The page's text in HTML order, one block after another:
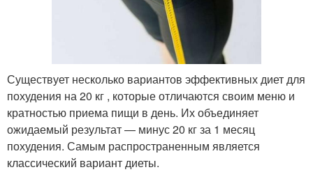
Существует несколько вариантов эффективных диет для
похудения на 20 кг , которые отличаются своим меню и
кратностью приема пищи в день. Их объединяет
ожидаемый результат — минус 20 кг за 1 месяц
похудения. Самым распространенным является
классический вариант диеты.